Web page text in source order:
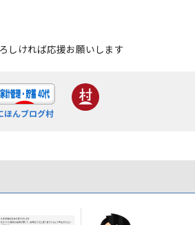
しければ応援お願いします
ほんブログ村